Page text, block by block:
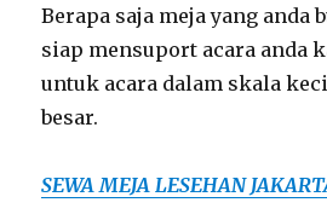
Berapa saja meja yang anda
siap mensuport acara anda
untuk acara dalam skala
besar.
SEWA MEJA LESEHAN